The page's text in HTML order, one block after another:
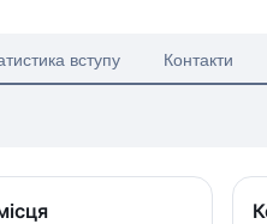
вступу Контакти